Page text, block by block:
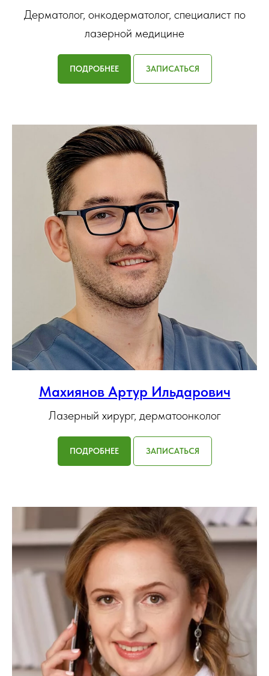
Дерматолог, онкодерматолог, специалист по
лазерной медицине
ПОДРОБНЕЕ ЗАПИСАТЬСЯ
Махиянов Артур Ильдарович
Лазерный хирург, дерматоонколог
ПОДРОБНЕЕ ЗАПИСАТЬСЯ